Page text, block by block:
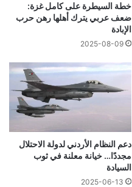
خطة السيطرة على كامل غزة:
ضعف عربي يترك أهلها رهن حرب
الإبادة
2025-08-09
دعم النظام الأردني لدولة الاحتلال
مجددًا… خيانة معلنة في ثوب
السيادة
2025-06-13